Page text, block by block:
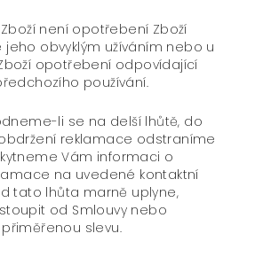
Zboží není opotřebení Zboží
obvyklým užíváním nebo u
opotřebení odpovídající
používání.
li se na delší lhůtě, do
reklamace odstraníme
Vám informaci o
na uvedené kontaktní
tato lhůta marně uplyne,
od Smlouvy nebo
slevu.